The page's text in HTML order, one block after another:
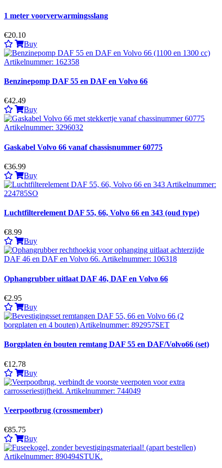
1 meter voorverwarmingsslang
€20.10
Buy
Benzinepomp DAF 55 en DAF en Volvo 66
€42.49
Buy
Gaskabel Volvo 66 vanaf chassisnummer 60775
€36.99
Buy
Luchtfilterelement DAF 55, 66, Volvo 66 en 343 (oud type)
€8.99
Buy
Ophangrubber uitlaat DAF 46, DAF en Volvo 66
€2.95
Buy
Borgplaten én bouten remtang DAF 55 en DAF/Volvo66 (set)
€12.78
Buy
Veerpootbrug (crossmember)
€85.75
Buy